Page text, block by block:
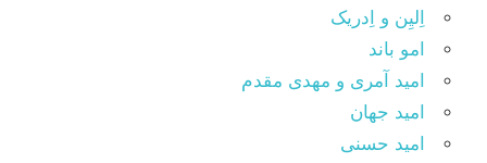
اِلیِن و اِدریک
امو باند
امید آمری و مهدی مقدم
امید جهان
امید حسنی